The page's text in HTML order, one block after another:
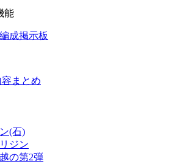
能
成掲示板
まとめ
(石)
ジン
の第2弾